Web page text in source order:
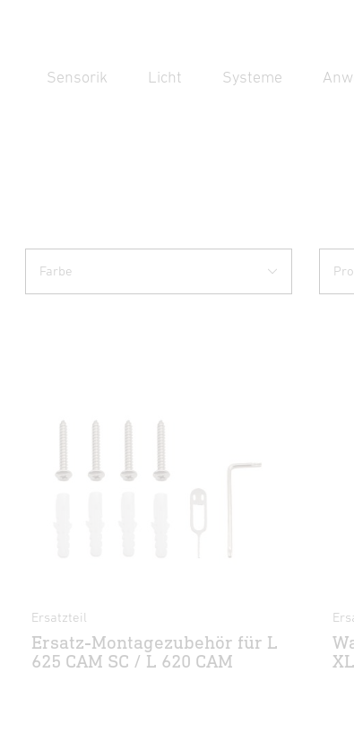
Sensorik Licht Systeme
Farbe
Ersatzteil
Ersatz-Montagezubehör für L
625 CAM SC / L 620 CAM